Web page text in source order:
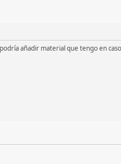
añadir material que tengo en